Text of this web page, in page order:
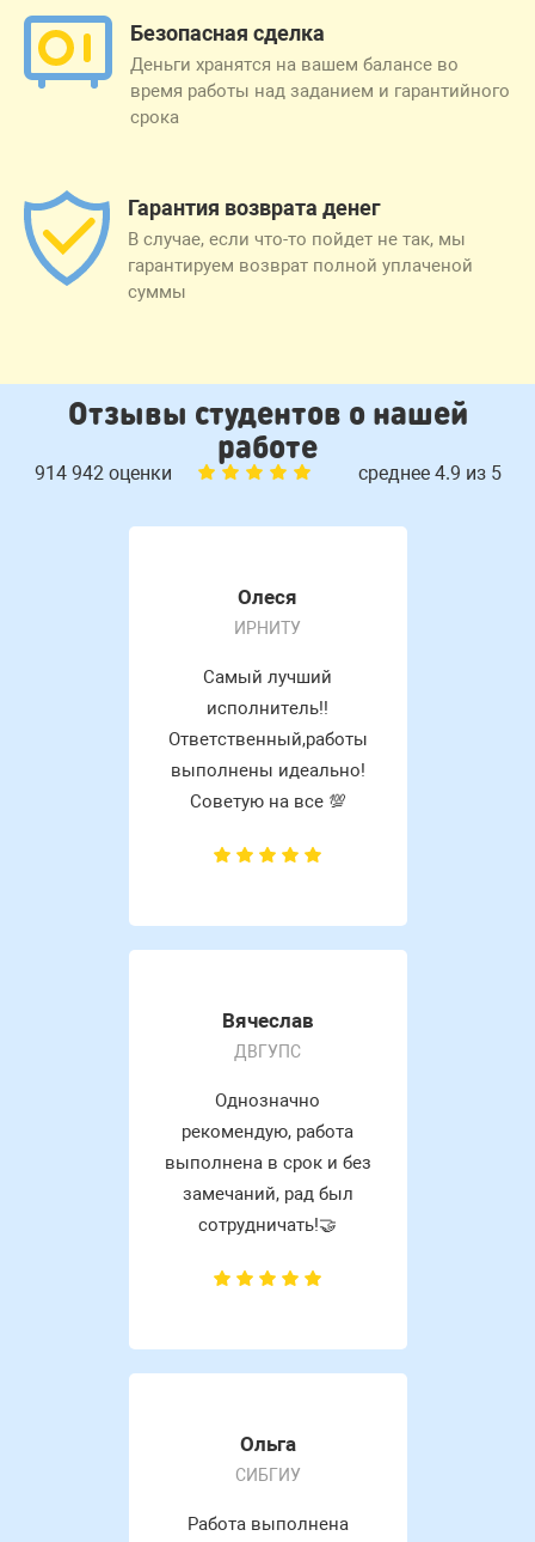
Безопасная сделка
Деньги хранятся на вашем балансе во
время работы над заданием и гарантийного
срока
Гарантия возврата денег
В случае, если что-то пойдет не так, мы
гарантируем возврат полной уплаченой
суммы
Отзывы студентов о нашей
работе
914 942 оценки среднее 4.9 из 5
Олеся
ИРНИТУ
Самый лучший
исполнитель!!
Ответственный,работы
выполнены идеально!
Советую на все 💯
Вячеслав
ДВГУПС
Однозначно
рекомендую, работа
выполнена в срок и без
замечаний, рад был
сотрудничать!🤝
Ольга
СИБГИУ
Работа выполнена